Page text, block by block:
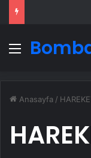
Menü
Anasayfa /